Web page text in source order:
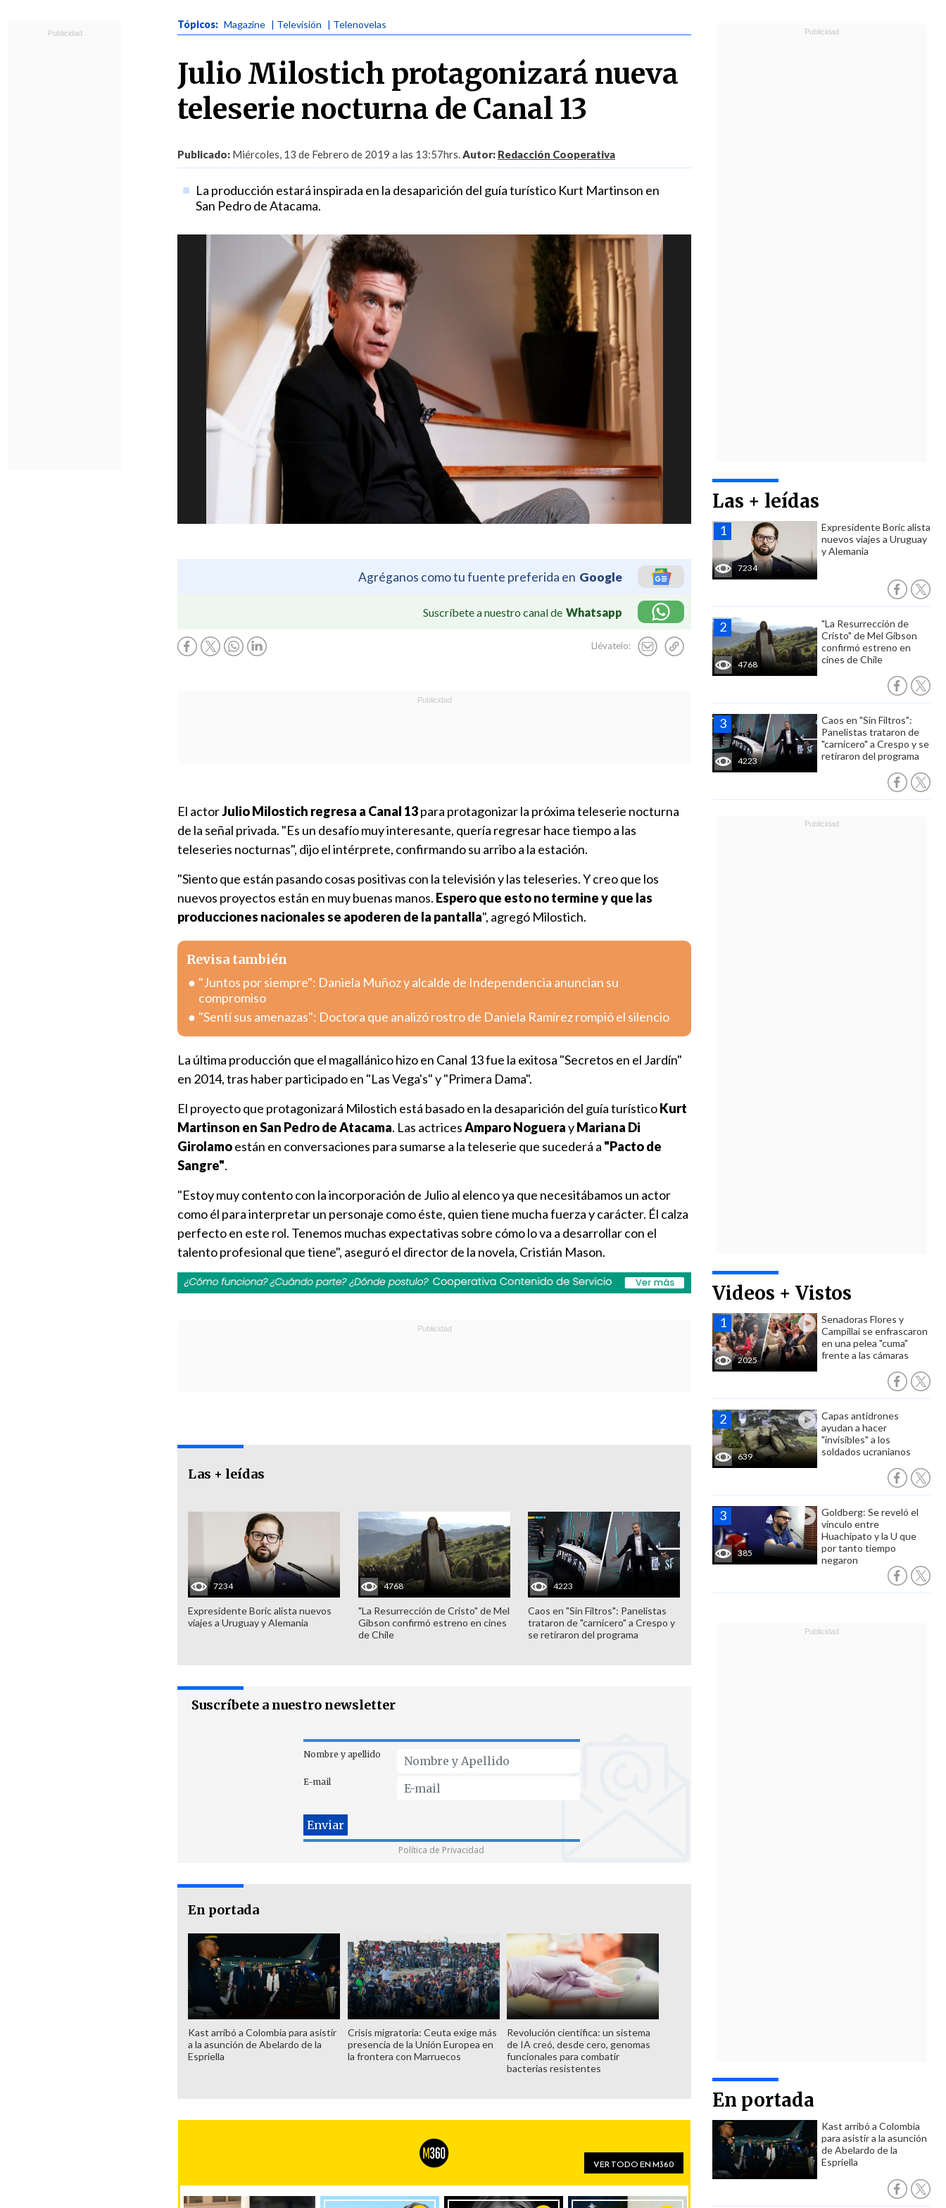
Tópicos: Magazine | Televisión | Telenovelas
Julio Milostich protagonizará nueva
teleserie nocturna de Canal 13
Publicado: Miércoles, 13 de Febrero de 2019 a las 13:57hrs.Autor: Redacción Cooperativa
La producción estará inspirada en la desaparición del guía turístico Kurt Martinson en
San Pedro de Atacama.
Agréganos como tu fuente preferida en Google
Suscríbete a nuestro canal de Whatsapp
Llévatelo:
Las + leídas
7234
Expresidente Boric alista
nuevos viajes a Uruguay
y Alemania
4768
"La Resurrección de
Cristo" de Mel Gibson
confirmó estreno en
cines de Chile
4223
Caos en "Sin Filtros":
Panelistas trataron de
"carnicero" a Crespo y se
retiraron del programa
Videos + Vistos
2025
Senadoras Flores y
Campillai se enfrascaron
en una pelea "cuma"
frente a las cámaras
639
Capas antidrones
ayudan a hacer
"invisibles" a los
soldados ucranianos
385
Goldberg: Se reveló el
vínculo entre
Huachipato y la U que
por tanto tiempo
negaron
En portada
Kast arribó a Colombia
para asistir a la asunción
de Abelardo de la
Espriella
El actorJulio Milostich regresa a Canal 13para protagonizar la próxima teleserie nocturna
de la señal privada. "Es un desafío muy interesante, quería regresar hace tiempo a las
teleseries nocturnas", dijo el intérprete, confirmando su arribo a la estación.
"Siento que están pasando cosas positivas con la televisión y las teleseries. Y creo que los
nuevos proyectos están en muy buenas manos. Espero que esto no termine y que las
producciones nacionales se apoderen de la pantalla", agregó Milostich.
Revisa también
"Juntos por siempre": Daniela Muñoz y alcalde de Independencia anuncian su
compromiso
"Sentí sus amenazas": Doctora que analizó rostro de Daniela Ramírez rompió el silencio
La última producción que el magallánico hizo en Canal 13 fue la exitosa "Secretos en el Jardín"
en 2014, tras haber participado en "Las Vega's" y "Primera Dama".
El proyecto que protagonizará Milostich está basado en la desaparición del guía turísticoKurt
Martinson en San Pedro de Atacama. Las actricesAmparo NoguerayMariana Di
Girolamoestán en conversaciones para sumarse a la teleserie que sucederá a "Pacto de
Sangre".
"Estoy muy contento con la incorporación de Julio al elenco ya que necesitábamos un actor
como él para interpretar un personaje como éste, quien tiene mucha fuerza y carácter. Él calza
perfecto en este rol. Tenemos muchas expectativas sobre cómo lo va a desarrollar con el
talento profesional que tiene", aseguró el director de la novela, Cristián Mason.
Las + leídas
7234
Expresidente Boric alista nuevos
viajes a Uruguay y Alemania
4768
"La Resurrección de Cristo" de Mel
Gibson confirmó estreno en cines
de Chile
4223
Caos en "Sin Filtros": Panelistas
trataron de "carnicero" a Crespo y
se retiraron del programa
Suscríbete a nuestro newsletter
Nombre y apellido
E-mail
Política de Privacidad
En portada
Kast arribó a Colombia para asistir
a la asunción de Abelardo de la
Espriella
Crisis migratoria: Ceuta exige más
presencia de la Unión Europea en
la frontera con Marruecos
Revolución científica: un sistema
de IA creó, desde cero, genomas
funcionales para combatir
bacterias resistentes